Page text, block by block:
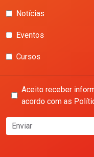
Notícias
Eventos
Cursos
Aceito receber
acordo com as
Enviar